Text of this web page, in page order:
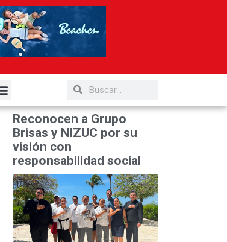
Reconocen a Grupo
Brisas y NIZUC por su
visión con
responsabilidad social